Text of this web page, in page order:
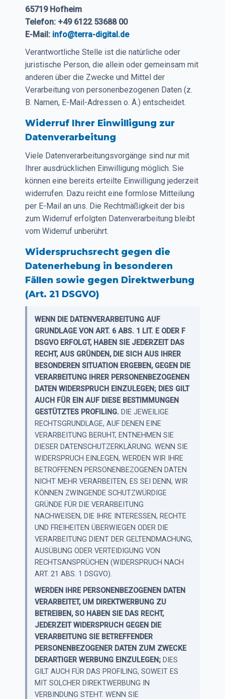
65719 Hofheim
Telefon: +49 6122 53688 00
E-Mail: info@terra-digital.de
Verantwortliche Stelle ist die natürliche oder
juristische Person, die allein oder gemeinsam mit
anderen über die Zwecke und Mittel der
Verarbeitung von personenbezogenen Daten (z.
B. Namen, E-Mail-Adressen o. Ä.) entscheidet.
Widerruf Ihrer Einwilligung zur
Datenverarbeitung
Viele Datenverarbeitungsvorgänge sind nur mit
Ihrer ausdrücklichen Einwilligung möglich. Sie
können eine bereits erteilte Einwilligung jederzeit
widerrufen. Dazu reicht eine formlose Mitteilung
per E-Mail an uns. Die Rechtmäßigkeit der bis
zum Widerruf erfolgten Datenverarbeitung bleibt
vom Widerruf unberührt.
Widerspruchsrecht gegen die
Datenerhebung in besonderen
Fällen sowie gegen Direktwerbung
(Art. 21 DSGVO)
WENN DIE DATENVERARBEITUNG AUF
GRUNDLAGE VON ART. 6 ABS. 1 LIT. E ODER F
DSGVO ERFOLGT, HABEN SIE JEDERZEIT DAS
RECHT, AUS GRÜNDEN, DIE SICH AUS IHRER
BESONDEREN SITUATION ERGEBEN, GEGEN DIE
VERARBEITUNG IHRER PERSONENBEZOGENEN
DATEN WIDERSPRUCH EINZULEGEN; DIES GILT
AUCH FÜR EIN AUF DIESE BESTIMMUNGEN
GESTÜTZTES PROFILING. DIE JEWEILIGE
RECHTSGRUNDLAGE, AUF DENEN EINE
VERARBEITUNG BERUHT, ENTNEHMEN SIE
DIESER DATENSCHUTZERKLÄRUNG. WENN SIE
WIDERSPRUCH EINLEGEN, WERDEN WIR IHRE
BETROFFENEN PERSONENBEZOGENEN DATEN
NICHT MEHR VERARBEITEN, ES SEI DENN, WIR
KÖNNEN ZWINGENDE SCHUTZWÜRDIGE
GRÜNDE FÜR DIE VERARBEITUNG
NACHWEISEN, DIE IHRE INTERESSEN, RECHTE
UND FREIHEITEN ÜBERWIEGEN ODER DIE
VERARBEITUNG DIENT DER GELTENDMACHUNG,
AUSÜBUNG ODER VERTEIDIGUNG VON
RECHTSANSPRÜCHEN (WIDERSPRUCH NACH
ART. 21 ABS. 1 DSGVO).
WERDEN IHRE PERSONENBEZOGENEN DATEN
VERARBEITET, UM DIREKTWERBUNG ZU
BETREIBEN, SO HABEN SIE DAS RECHT,
JEDERZEIT WIDERSPRUCH GEGEN DIE
VERARBEITUNG SIE BETREFFENDER
PERSONENBEZOGENER DATEN ZUM ZWECKE
DERARTIGER WERBUNG EINZULEGEN; DIES
GILT AUCH FÜR DAS PROFILING, SOWEIT ES
MIT SOLCHER DIREKTWERBUNG IN
VERBINDUNG STEHT. WENN SIE